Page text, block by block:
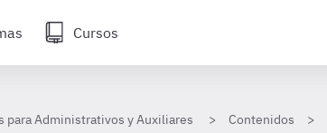
Cursos
para Administrativos y Auxiliares Contenidos